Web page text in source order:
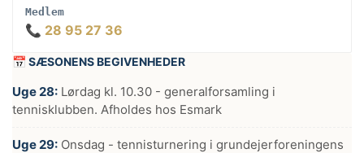
Medlem
📞 28 95 27 36
📅 SÆSONENS BEGIVENHEDER
Uge 28: Lørdag kl. 10.30 - generalforsamling i
tennisklubben. Afholdes hos Esmark
Uge 29: Onsdag - tennisturnering i grundejerforeningens